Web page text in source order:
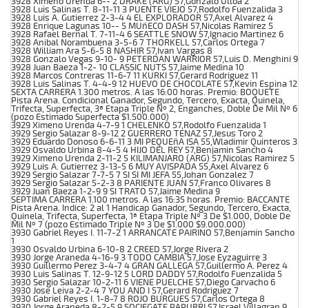
3928 Luis Salinas T. 8-11-11 3 PUENTE VIEJO 57,Rodolfo Fuenzalida 3
3928 Luis A. Gutierrez 2-3-4 4 EL EXPLORADOR 57,Axel Alvarez 4
3928 Enrique Lagunas 10-- 5 MUñECO DASH 57,Nicolas Ramirez 5
3928 Rafael Bernal T. 7-11-4 6 SEATTLE SNOW 57,Ignacio Martinez 6
3928 Anibal Norambuena 3-5-6 7 THORKELL 57,Carlos Ortega 7
3928 William Ara 5-6-5 8 NASHIR 57,Ivan Vargas 8
3928 Gonzalo Vegas 9-10- 9 PETERDAN WARRIOR 57,Luis D. Menghini 9
3928 Juan Baeza 1-2- 10 CLASSIC NUTS 57,Jaime Medina 10
3928 Marcos Contreras 11-6-7 11 KURKI 57,Gerard Rodriguez 11
3928 Luis Salinas T. 4-4-9 12 HUEVO DE CHOCOLATE 57,Kevin Espina 12
SEXTA CARRERA 1.300 metros. A las 16:00 horas. Premio: BOQUETE
Pista Arena. Condicional Ganador, Segundo, Tercero, Exacta, Quinela,
Trifecta, Superfecta, 3ª Etapa Triple Nº 2, Enganches, Doble De Mil Nº 6
(pozo Estimado Superfecta $1.500.000)
3929 Ximeno Urenda 4-7-9 1 CHELENKO 57,Rodolfo Fuenzalida 1
3929 Sergio Salazar 8-9-12 2 GUERRERO TENAZ 57,Jesus Toro 2
3929 Eduardo Donoso 6-6-11 3 MI PEQUEñA ISA 55,Wladimir Quinteros 3
3929 Osvaldo Urbina 8-4-5 4 HIJO DEL REY 57,Benjamin Sancho 4
3929 Ximeno Urenda 2-11-2 5 KILIMANJARO (ARG) 57,Nicolas Ramirez 5
3929 Luis A. Gutierrez 3-13-5 6 MUY AVISPADA 55,Axel Alvarez 6
3929 Sergio Salazar 7-7-5 7 SI SI MI JEFA 55,Johan Gonzalez 7
3929 Sergio Salazar 5-2-3 8 PARIENTE JUAN 57,Franco Olivares 8
3929 Juan Baeza 1-2-9 9 SI TRATO 57,Jaime Medina 9
SEPTIMA CARRERA 1.100 metros. A las 16:35 horas. Premio: BACCANTE
Pista Arena. Indice: 2 al 1 Handicap Ganador, Segundo, Tercero, Exacta,
Quinela, Trifecta, Superfecta, 1ª Etapa Triple Nº 3 De $1.000, Doble De
Mil Nº 7 (pozo Estimado Triple Nº 3 De $1.000 $9.000.000)
3930 Gabriel Reyes I. 11-7-2 1 ARRANCATE PAIRINO 57,Benjamin Sancho
1
3930 Osvaldo Urbina 6-10-8 2 CREED 57,Jorge Rivera 2
3930 Jorge Araneda 4-16-9 3 TODO CAMBIA 57,Jose Eyzaguirre 3
3930 Guillermo Perez 3-4-7 4 GRAN GALLEGA 57,Guillermo A. Perez 4
3930 Luis Salinas T. 12-9-12 5 LORD DADDY 57,Rodolfo Fuenzalida 5
3930 Sergio Salazar 10-2-11 6 VIENE PUELCHE 57,Diego Carvacho 6
3930 Jose Leiva 2-2-4 7 YOU AND I 57,Gerard Rodriguez 7
3930 Gabriel Reyes I. 1-8-7 8 ROJO BURGUES 57,Carlos Ortega 8